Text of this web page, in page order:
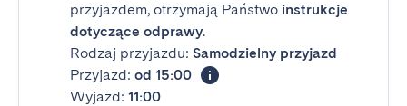
przyjazdem, otrzymają Państwo instrukcje
dotyczące odprawy.
Rodzaj przyjazdu: Samodzielny przyjazd
Przyjazd: od 15:00
Wyjazd: 11:00